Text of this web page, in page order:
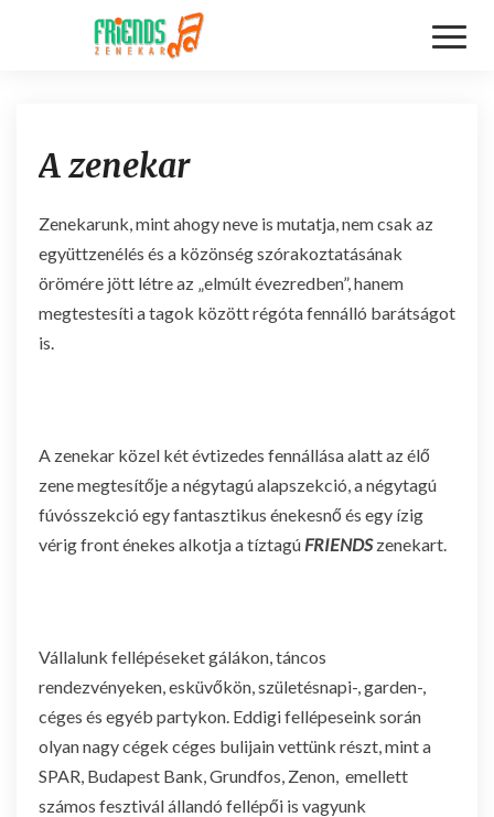
e
k
a
r
A zenekar
Zenekarunk, mint ahogy neve is mutatja, nem csak az
együttzenélés és a közönség szórakoztatásának
örömére jött létre az „elmúlt évezredben”, hanem
megtestesíti a tagok között régóta fennálló barátságot
is.
A zenekar közel két évtizedes fennállása alatt az élő
zene megtesítője a négytagú alapszekció, a négytagú
fúvósszekció egy fantasztikus énekesnő és egy ízig
vérig front énekes alkotja a tíztagú FRIENDSzenekart.
Vállalunk fellépéseket gálákon, táncos
rendezvényeken, esküvőkön, születésnapi-, garden-,
céges és egyéb partykon. Eddigi fellépeseink során
olyan nagy cégek céges bulijain vettünk részt, mint a
SPAR, Budapest Bank, Grundfos, Zenon, emellett
számos fesztivál állandó fellépői is vagyunk